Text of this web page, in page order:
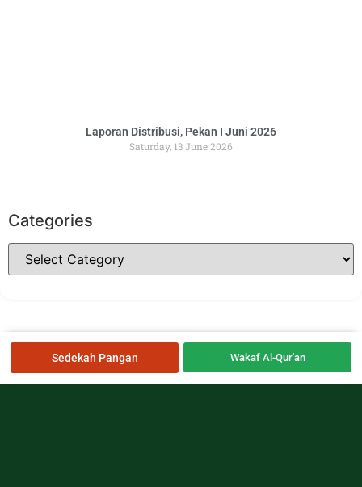
Laporan Distribusi, Pekan I Juni 2026
Saturday, 13 June 2026
Categories
Sedekah Pangan Wakaf Al-Qur'an